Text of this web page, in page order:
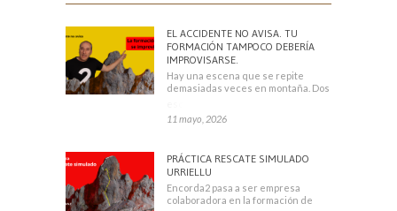
EL ACCIDENTE NO AVISA. TU
FORMACIÓN TAMPOCO DEBERÍA
IMPROVISARSE.
Hay una escena que se repite
demasiadas veces en montaña. Dos
11 mayo, 2026
PRÁCTICA RESCATE SIMULADO
URRIELLU
Encorda2 pasa a ser empresa
colaboradora en la formación de